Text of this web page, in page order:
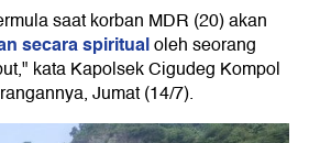
saat korban MDR (20) akan
secara spiritualoleh seorang
kata Kapolsek Cigudeg Kompol
Jumat (14/7).